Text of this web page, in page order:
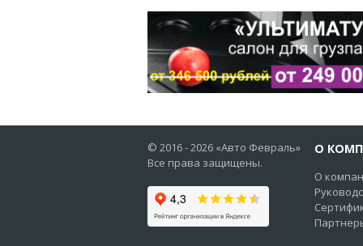
© 2016 -2026 «Авто Февраль»
Все права защищены.
О
О